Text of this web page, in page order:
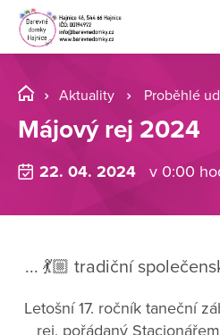
Aktuality Proběhlé
Májový rej 2024
22. 04. 2024 v 0:00
... 💃🏼 tradiční
Letošní 17. ročník taneční
rej, pořádaný